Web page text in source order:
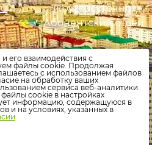
(круглосуточно)
Абонентский отдел
заявку
счетчиков
его взаимодействия с
файлы cookie. Продолжая
с использованием файлов
на обработку ваших
сервиса веб-аналитики.
cookie в настройках
информацию, содержащуюся в
и на условиях, указанных в